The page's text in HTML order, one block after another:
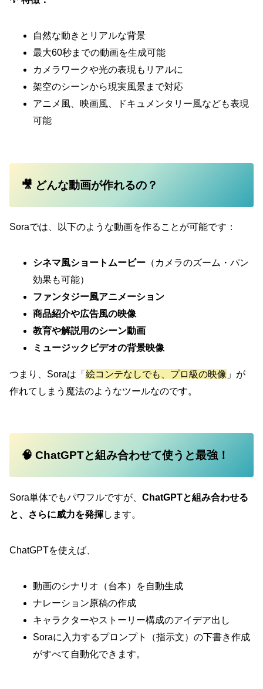
自然な動きとリアルな背景
最大60秒までの動画を生成可能
カメラワークや光の表現もリアルに
架空のシーンから現実風景まで対応
アニメ風、映画風、ドキュメンタリー風なども表現
可能
🎥 どんな動画が作れるの？
Soraでは、以下のような動画を作ることが可能です：
シネマ風ショートムービー （カメラのズーム・パン
効果も可能）
ファンタジー風アニメーション
商品紹介や広告風の映像
教育や解説用のシーン動画
ミュージックビデオの背景映像
つまり、Soraは「 絵コンテなしでも、プロ級の映像 」が
作れてしまう魔法のようなツールなのです。
🧠 ChatGPTと組み合わせて使うと最強！
Sora単体でもパワフルですが、 ChatGPTと組み合わせる
と、さらに威力を発揮します。
ChatGPTを使えば、
動画のシナリオ（台本）を自動生成
ナレーション原稿の作成
キャラクターやストーリー構成のアイデア出し
Soraに入力するプロンプト（指示文）の下書き作成
がすべて自動化できます。